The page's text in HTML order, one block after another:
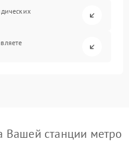
Вашей станции метро